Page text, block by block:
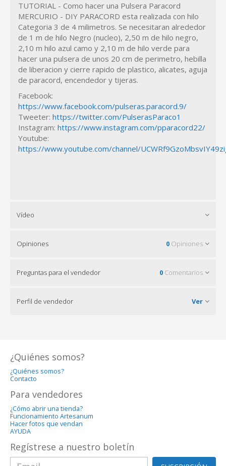
TUTORIAL - Como hacer una Pulsera Paracord
MERCURIO - DIY PARACORD esta realizada con hilo
Categoria 3 de 4 milimetros. Se necesitaran alrededor
de 1 m de hilo Negro (nucleo), 2,50 m de hilo negro,
2,10 m hilo azul camo y 2,10 m de hilo verde para
hacer una pulsera de unos 20 cm de perimetro, hebilla
de liberacion y cierre rapido de plastico, alicates, aguja
de paracord, encendedor y tijeras.
Facebook:
https://www.facebook.com/pulseras.paracord.9/
Tweeter: https://twitter.com/PulserasParaco1
Instagram: https://www.instagram.com/pparacord22/
Youtube:
https://www.youtube.com/channel/
Vídeo
Opiniones 0 Opiniones
Preguntas para el vendedor 0 Comentarios
Perfil de vendedor Ver
¿Quiénes somos?
¿Quiénes somos?
Contacto
Para vendedores
¿Cómo abrir una tienda?
Funcionamiento Artesanum
Hacer fotos que vendan
AYUDA
Regístrese a nuestro boletín